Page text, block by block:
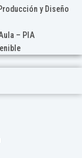
y Diseño
– PIA